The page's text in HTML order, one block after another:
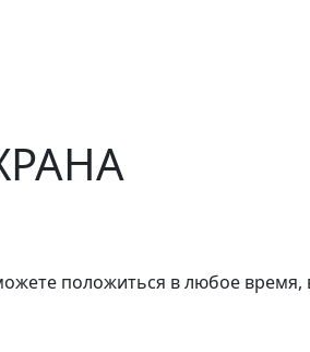
положиться в любое время,